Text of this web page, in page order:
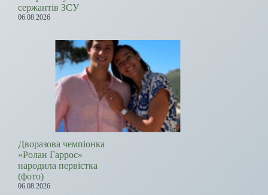
сержантів ЗСУ
06.08.2026
Дворазова чемпіонка
«Ролан Гаррос»
народила первістка
(фото)
06.08.2026